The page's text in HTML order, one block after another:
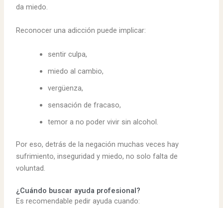
da miedo.
Reconocer una adicción puede implicar:
sentir culpa,
miedo al cambio,
vergüenza,
sensación de fracaso,
temor a no poder vivir sin alcohol.
Por eso, detrás de la negación muchas veces hay
sufrimiento, inseguridad y miedo, no solo falta de
voluntad.
¿Cuándo buscar ayuda profesional?
Es recomendable pedir ayuda cuando: